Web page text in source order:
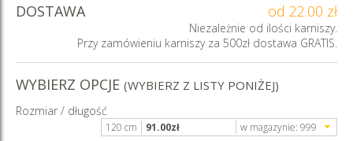
DOSTAWA od 22.00 zł
Niezależnie od ilości karniszy.
Przy zamówieniu karniszy za 500zł dostawa GRATIS.
WYBIERZ OPCJE (WYBIERZ Z LISTY PONIŻEJ)
Rozmiar / długość
120 cm 91.00zł w magazynie: 999